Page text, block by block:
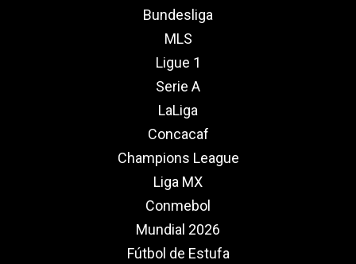
Bundesliga
MLS
Ligue 1
Serie A
LaLiga
Concacaf
Champions League
Liga MX
Conmebol
Mundial 2026
Fútbol de Estufa